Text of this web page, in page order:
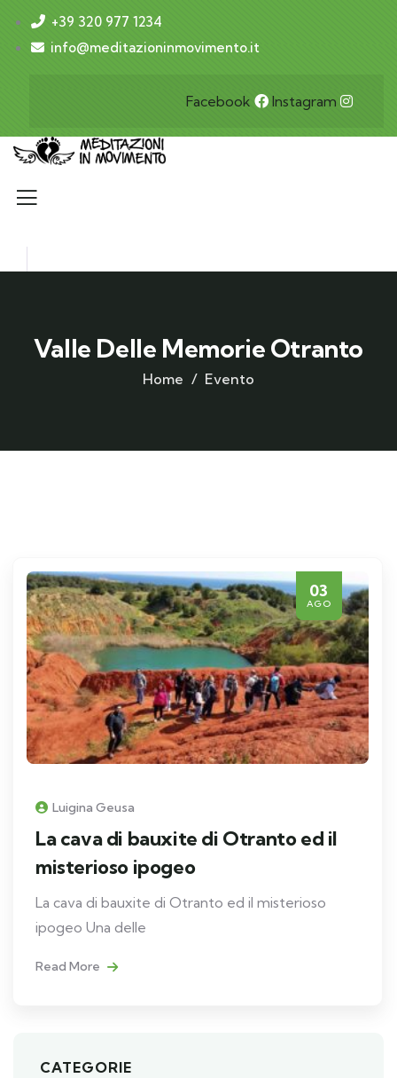
+39 320 977 1234
info@meditazioninmovimento.it
Facebook Instagram
Valle Delle Memorie Otranto
Home Evento
03
AGO
Luigina Geusa
La cava di bauxite di Otranto ed il
misterioso ipogeo
La cava di bauxite di Otranto ed il misterioso
ipogeo Una delle
Read More
CATEGORIE